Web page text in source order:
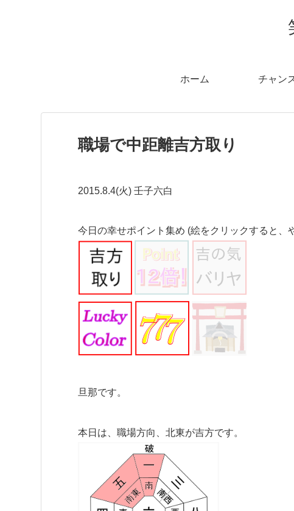
ホーム チャン
職場で中距離吉方取り
2015.8.4(火) 壬子六白
今日の幸せポイント集め (絵をクリックすると、
旦那です。
本日は、職場方向、北東が吉方です。